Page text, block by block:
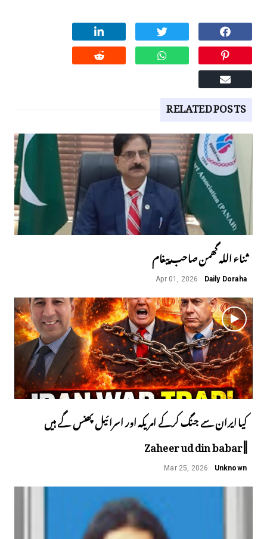
RELATED POSTS
ثناء اللہ گھمن صاحب پیغام
Daily Doraha
Apr 01, 2026
کیا ایران سے جنگ کرکے امریکہ اور اسرائیل پھنس گے ہیں
||Zaheer ud din babar
Unknown
Mar 25, 2026